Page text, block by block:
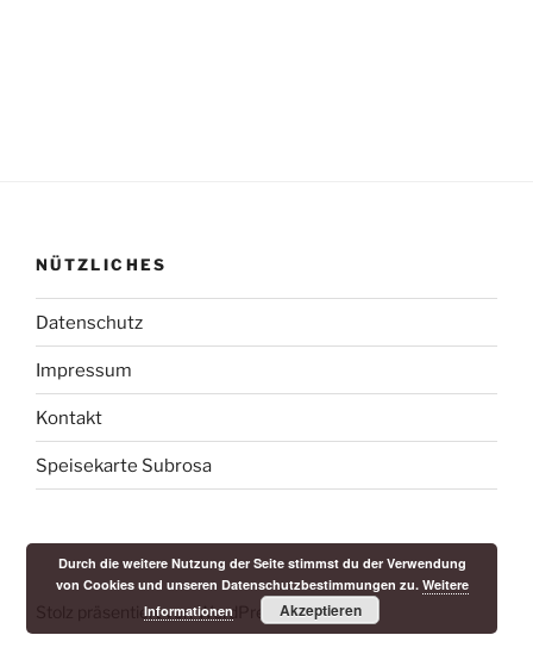
NÜTZLICHES
Datenschutz
Impressum
Kontakt
Speisekarte Subrosa
Stolz präsentiert von WordPress
Durch die weitere Nutzung der Seite stimmst du der Verwendung
von Cookies und unseren Datenschutzbestimmungen zu. Weitere
Informationen
Akzeptieren